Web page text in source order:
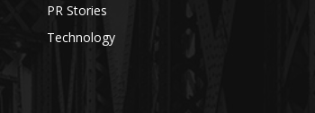
PR Stories
Technology